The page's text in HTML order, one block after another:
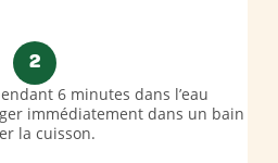
2
6 minutes dans l’eau
immédiatement dans un bain
la cuisson.